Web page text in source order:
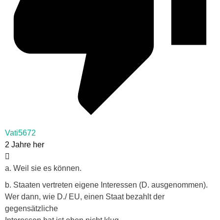
Vati5672
2 Jahre her
a. Weil sie es können.
b. Staaten vertreten eigene Interessen (D. ausgenommen).
Wer dann, wie D./ EU, einen Staat bezahlt der
gegensätzliche